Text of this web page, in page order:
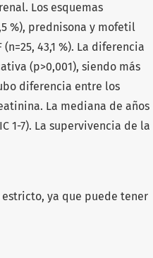
Los esquemas
%), prednisona y mofetil
43,1 %). La diferencia
(p>0,001), siendo más
diferencia entre los
La mediana de años
1-7). La supervivencia de la
ya que puede tener